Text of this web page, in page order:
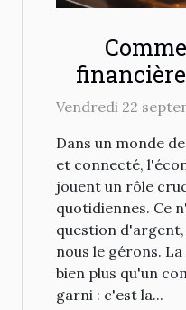
Vendredi 22
Dans un monde
et connecté,
jouent un rôle
quotidiennes. Ce
question
nous le gérons.
bien plus qu'un
garni : c'est la...